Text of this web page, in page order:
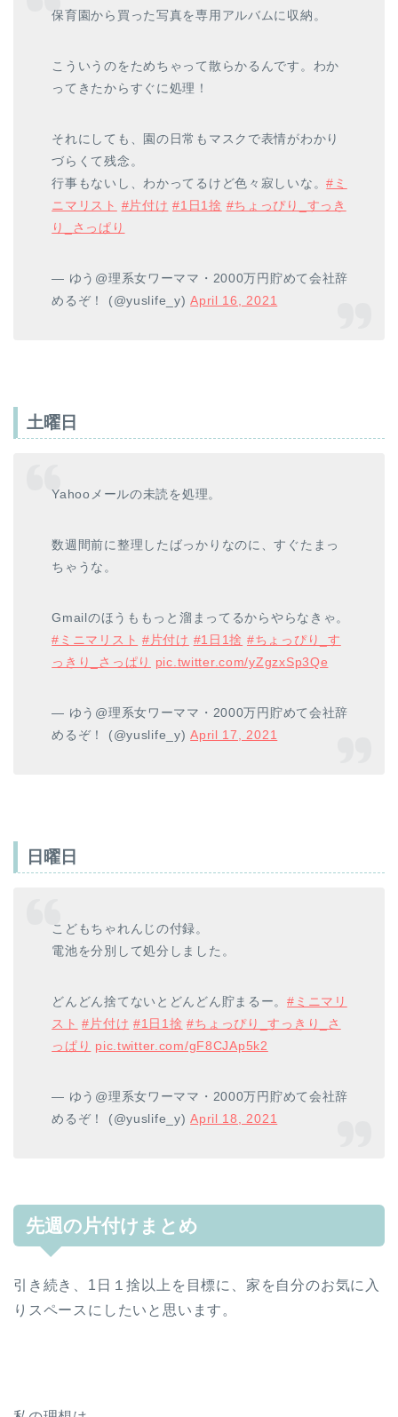
保育園から買った写真を専用アルバムに収納。
こういうのをためちゃって散らかるんです。わか
ってきたからすぐに処理！
それにしても、園の日常もマスクで表情がわかり
づらくて残念。
行事もないし、わかってるけど色々寂しいな。#ミ
ニマリスト #片付け #1日1捨 #ちょっぴり_すっき
り_さっぱり
— ゆう@理系女ワーママ・2000万円貯めて会社辞
めるぞ！ (@yuslife_y)April 16, 2021
土曜日
Yahooメールの未読を処理。
数週間前に整理したばっかりなのに、すぐたまっ
ちゃうな。
Gmailのほうももっと溜まってるからやらなきゃ。
#ミニマリスト #片付け #1日1捨 #ちょっぴり_す
っきり_さっぱり
pic.twitter.com/yZgzxSp3Qe
— ゆう@理系女ワーママ・2000万円貯めて会社辞
めるぞ！ (@yuslife_y)April 17, 2021
日曜日
こどもちゃれんじの付録。
電池を分別して処分しました。
どんどん捨てないとどんどん貯まるー。#ミニマリ
スト #片付け #1日1捨 #ちょっぴり_すっきり_さ
っぱり pic.twitter.com/gF8CJAp5k2
— ゆう@理系女ワーママ・2000万円貯めて会社辞
めるぞ！ (@yuslife_y)April 18, 2021
先週の片付けまとめ
引き続き、1日１捨以上を目標に、家を自分のお気に入
りスペースにしたいと思います。